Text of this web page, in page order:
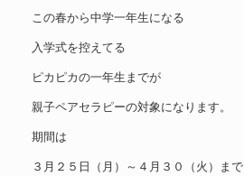
この春から中学一年生になる
入学式を控えてる
ピカピカの一年生までが
親子ペアセラピーの対象になります。
期間は
３月２５日（月）～４月３０（火）まで